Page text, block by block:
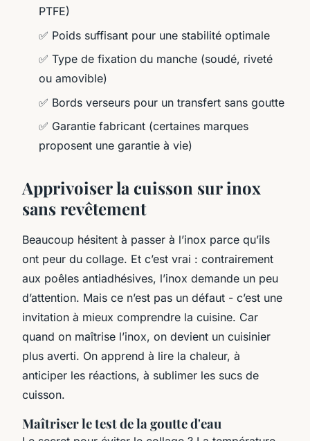
PTFE)
✅ Poids suffisant pour une stabilité optimale
✅ Type de fixation du manche (soudé, riveté
ou amovible)
✅ Bords verseurs pour un transfert sans goutte
✅ Garantie fabricant (certaines marques
proposent une garantie à vie)
Apprivoiser la cuisson sur inox
sans revêtement
Beaucoup hésitent à passer à l’inox parce qu’ils
ont peur du collage. Et c’est vrai : contrairement
aux poêles antiadhésives, l’inox demande un peu
d’attention. Mais ce n’est pas un défaut - c’est une
invitation à mieux comprendre la cuisine. Car
quand on maîtrise l’inox, on devient un cuisinier
plus averti. On apprend à lire la chaleur, à
anticiper les réactions, à sublimer les sucs de
cuisson.
Maîtriser le test de la goutte d'eau